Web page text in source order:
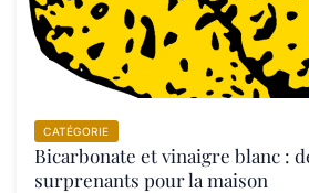
CATÉGORIE
Bicarbonate et vinaigre blanc :
surprenants pour la maison